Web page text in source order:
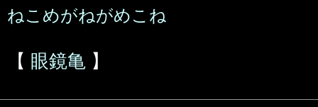
ねこめがねがめこね
【 眼鏡亀 】